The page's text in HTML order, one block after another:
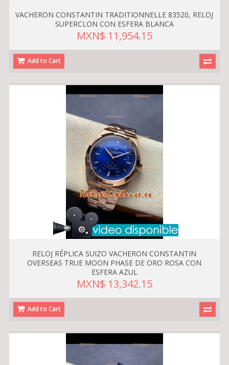
VACHERON CONSTANTIN TRADITIONNELLE 83520, RELOJ
SUPERCLON CON ESFERA BLANCA
MXN$ 11,954.15
Add to Cart
RELOJ RÉPLICA SUIZO VACHERON CONSTANTIN
OVERSEAS TRUE MOON PHASE DE ORO ROSA CON
ESFERA AZUL
MXN$ 13,342.15
Add to Cart